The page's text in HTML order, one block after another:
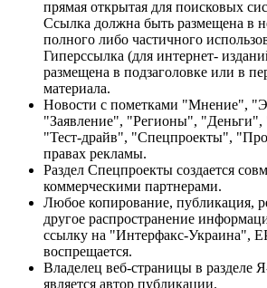
прямая открытая для поисковых
Ссылка должна быть размещена в
полного либо частичного
Гиперссылка (для интернет-
размещена в подзаголовке или в
материала.
Новости с пометками "Мнение",
"Заявление", "Регионы",
"Тест-драйв", "Спецпроекты",
правах рекламы.
Раздел Спецпроекты создается
коммерческими партнерами.
Любое копирование, публикация,
другое распространение
ссылку на "Интерфакс-Украина",
воспрещается.
Владелец веб-страницы в разделе
является автор публикации.